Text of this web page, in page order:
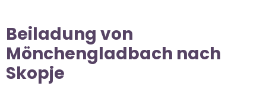
Beiladung von
Mönchengladbach nach
Skopje